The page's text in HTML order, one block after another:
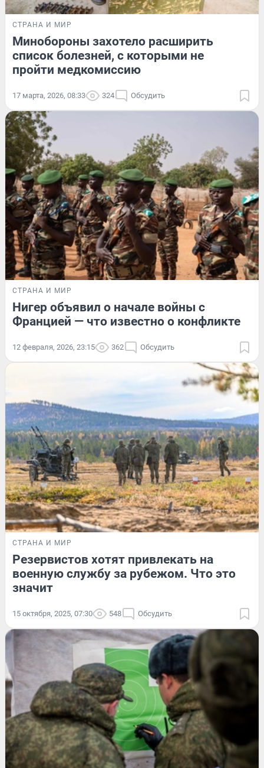
СТРАНА И МИР
Минобороны захотело расширить
список болезней, с которыми не
пройти медкомиссию
17 марта, 2026, 08:33 324 Обсудить
СТРАНА И МИР
Нигер объявил о начале войны с
Францией — что известно о конфликте
12 февраля, 2026, 23:15 362 Обсудить
СТРАНА И МИР
Резервистов хотят привлекать на
военную службу за рубежом. Что это
значит
15 октября, 2025, 07:30 548 Обсудить